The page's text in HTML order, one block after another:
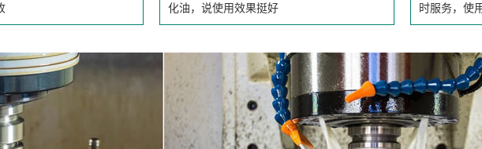
化油，说使用效果挺好
时服务，使用中有问题也能